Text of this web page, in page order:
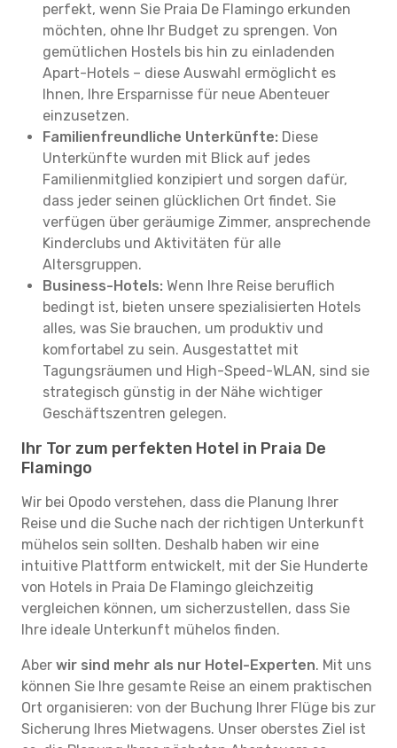
perfekt, wenn Sie Praia De Flamingo erkunden
möchten, ohne Ihr Budget zu sprengen. Von
gemütlichen Hostels bis hin zu einladenden
Apart-Hotels – diese Auswahl ermöglicht es
Ihnen, Ihre Ersparnisse für neue Abenteuer
einzusetzen.
Familienfreundliche Unterkünfte: Diese
Unterkünfte wurden mit Blick auf jedes
Familienmitglied konzipiert und sorgen dafür,
dass jeder seinen glücklichen Ort findet. Sie
verfügen über geräumige Zimmer, ansprechende
Kinderclubs und Aktivitäten für alle
Altersgruppen.
Business-Hotels: Wenn Ihre Reise beruflich
bedingt ist, bieten unsere spezialisierten Hotels
alles, was Sie brauchen, um produktiv und
komfortabel zu sein. Ausgestattet mit
Tagungsräumen und High-Speed-WLAN, sind sie
strategisch günstig in der Nähe wichtiger
Geschäftszentren gelegen.
Ihr Tor zum perfekten Hotel in Praia De
Flamingo
Wir bei Opodo verstehen, dass die Planung Ihrer
Reise und die Suche nach der richtigen Unterkunft
mühelos sein sollten. Deshalb haben wir eine
intuitive Plattform entwickelt, mit der Sie Hunderte
von Hotels in Praia De Flamingo gleichzeitig
vergleichen können, um sicherzustellen, dass Sie
Ihre ideale Unterkunft mühelos finden.
Aber wir sind mehr als nur Hotel-Experten. Mit uns
können Sie Ihre gesamte Reise an einem praktischen
Ort organisieren: von der Buchung Ihrer Flüge bis zur
Sicherung Ihres Mietwagens. Unser oberstes Ziel ist